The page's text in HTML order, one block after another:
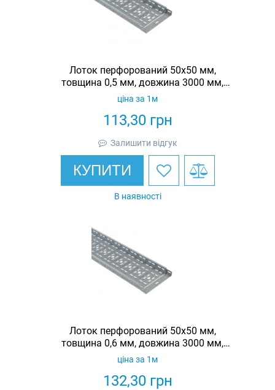
Лоток перфорований 50х50 мм,
товщина 0,5 мм, довжина 3000 мм,
гарячеоцинкований, Eurotray
113,30грн
ціна за 1м
Залишити відгук
КУПИТИ
В наявності
Лоток перфорований 50х50 мм,
товщина 0,6 мм, довжина 3000 мм,
гарячеоцинкований, Eurotray
132,30грн
ціна за 1м